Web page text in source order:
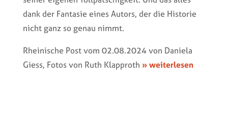
dank der Fantasie eines Autors, der die Historie
nicht ganz so genau nimmt.
Rheinische Post vom 02.08.2024 von Daniela
Giess, Fotos von Ruth Klapproth » weiterlesen